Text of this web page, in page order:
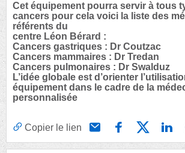
Cet équipement pourra servir à tous
cancers pour cela voici la liste des
référents du
centre Léon Bérard :
Cancers gastriques : Dr Coutzac
Cancers mammaires : Dr Tredan
Cancers pulmonaires : Dr Swalduz
L’idée globale est d’orienter
équipement dans le cadre de la
personnalisée
Copier le lien